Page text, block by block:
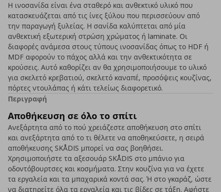
Η ινοσανίδα είναι ένα σταθερό και ανθεκτικό υλικό που
κατασκευάζεται από τις ίνες ξύλου που περισσεύουν από
την παραγωγή ξυλείας. Η σανίδα καλύπτεται από μία
ανθεκτική εξωτερική στρώση χρώματος ή laminate. Οι
διαφορές ανάμεσα στους τύπους ινοσανίδας όπως το HDF ή
MDF αφορούν το πάχος αλλά και την ανθεκτικότητα σε
κρούσεις. Αυτό καθορίζει αν θα χρησιμοποιήσουμε το υλικό
για σκελετό κρεβατιού, σκελετό καναπέ, προσόψεις κουζίνας,
πόρτες ντουλάπας ή κάτι τελείως διαφορετικό.
Περιγραφή
Αποθήκευση σε όλο το σπίτι
Ανεξάρτητα από το πού χρειάζεστε αποθήκευση στο σπίτι
και ανεξάρτητα από το τι θέλετε να αποθηκεύσετε, η σειρά
αποθήκευσης SKÅDIS μπορεί να σας βοηθήσει.
Χρησιμοποιήστε τα αξεσουάρ SKÅDIS στο μπάνιο για
οδοντόβουρτσες και κοσμήματα. Στην κουζίνα για να έχετε
τα εργαλεία και τα μπαχαρικά κοντά σας. Ή στο γκαράζ, ώστε
να διατηρείτε όλα τα εργαλεία και τις βίδες σε τάξη. Αφήστε